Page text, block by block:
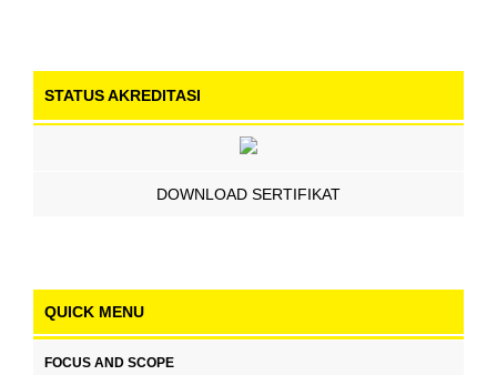
STATUS AKREDITASI
DOWNLOAD SERTIFIKAT
QUICK MENU
FOCUS AND SCOPE